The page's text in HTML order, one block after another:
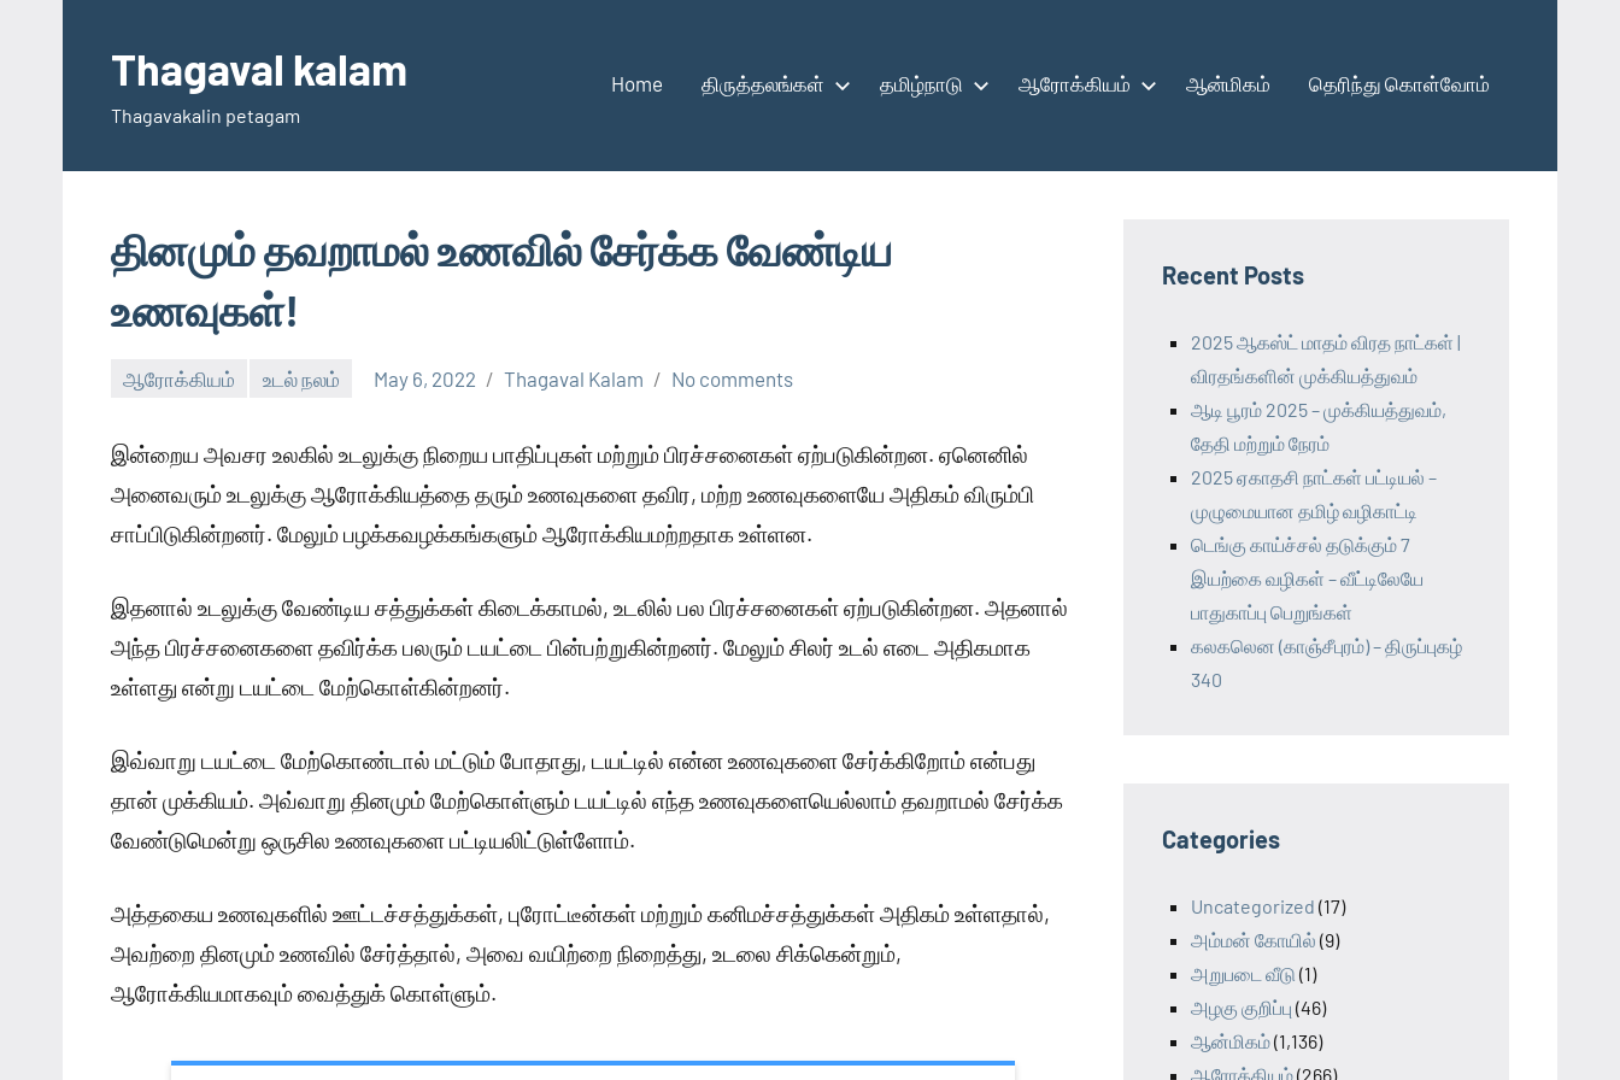
contentThagaval kalam
Thagavakalin petagam
Home திருத்தலங்கள் தமிழ்நாடு ஆரோக்கியம் ஆன்மிகம் தெரிந்து கொள்வோம்
தினமும் தவறாமல் உணவில் சேர்க்க வேண்டிய
உணவுகள்!
ஆரோக்கியம் உடல் நலம் May 6, 2022 Thagaval Kalam No comments
இன்றைய அவசர உலகில் உடலுக்கு நிறைய பாதிப்புகள் மற்றும் பிரச்சனைகள் ஏற்படுகின்றன. ஏனெனில்
அனைவரும் உடலுக்கு ஆரோக்கியத்தை தரும் உணவுகளை தவிர, மற்ற உணவுகளையே அதிகம் விரும்பி
சாப்பிடுகின்றனர். மேலும் பழக்கவழக்கங்களும் ஆரோக்கியமற்றதாக உள்ளன.
இதனால் உடலுக்கு வேண்டிய சத்துக்கள் கிடைக்காமல், உடலில் பல பிரச்சனைகள் ஏற்படுகின்றன. அதனால்
அந்த பிரச்சனைகளை தவிர்க்க பலரும் டயட்டை பின்பற்றுகின்றனர். மேலும் சிலர் உடல் எடை அதிகமாக
உள்ளது என்று டயட்டை மேற்கொள்கின்றனர்.
இவ்வாறு டயட்டை மேற்கொண்டால் மட்டும் போதாது, டயட்டில் என்ன உணவுகளை சேர்க்கிறோம் என்பது
தான் முக்கியம். அவ்வாறு தினமும் மேற்கொள்ளும் டயட்டில் எந்த உணவுகளையெல்லாம் தவறாமல் சேர்க்க
வேண்டுமென்று ஒருசில உணவுகளை பட்டியலிட்டுள்ளோம்.
அத்தகைய உணவுகளில் ஊட்டச்சத்துக்கள், புரோட்டீன்கள் மற்றும் கனிமச்சத்துக்கள் அதிகம் உள்ளதால்,
அவற்றை தினமும் உணவில் சேர்த்தால், அவை வயிற்றை நிறைத்து, உடலை சிக்கென்றும்,
ஆரோக்கியமாகவும் வைத்துக் கொள்ளும்.
Recent Posts
2025 ஆகஸ்ட் மாதம் விரத நாட்கள் |
விரதங்களின் முக்கியத்துவம்
ஆடி பூரம் 2025 – முக்கியத்துவம்,
தேதி மற்றும் நேரம்
2025 ஏகாதசி நாட்கள் பட்டியல் –
முழுமையான தமிழ் வழிகாட்டி
டெங்கு காய்ச்சல் தடுக்கும் 7
இயற்கை வழிகள் – வீட்டிலேயே
பாதுகாப்பு பெறுங்கள்
கலகலென (காஞ்சீபுரம்) – திருப்புகழ்
340
Categories
Uncategorized (17)
அம்மன் கோயில் (9)
அறுபடை வீடு (1)
அழகு குறிப்பு (46)
ஆன்மிகம்(1,136)
ஆரோக்கியம்(266)